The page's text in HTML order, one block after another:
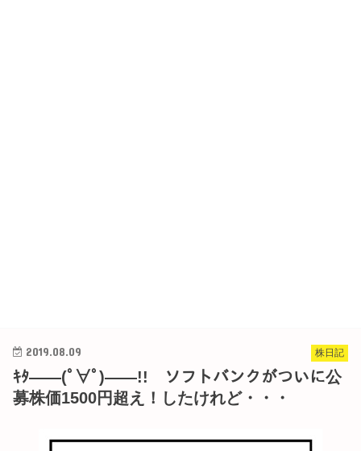
株日記
2019.08.09
ｷﾀ――(ﾟ∀ﾟ)――!! ソフトバンクがついに公
募株価1500円超え！したけれど・・・